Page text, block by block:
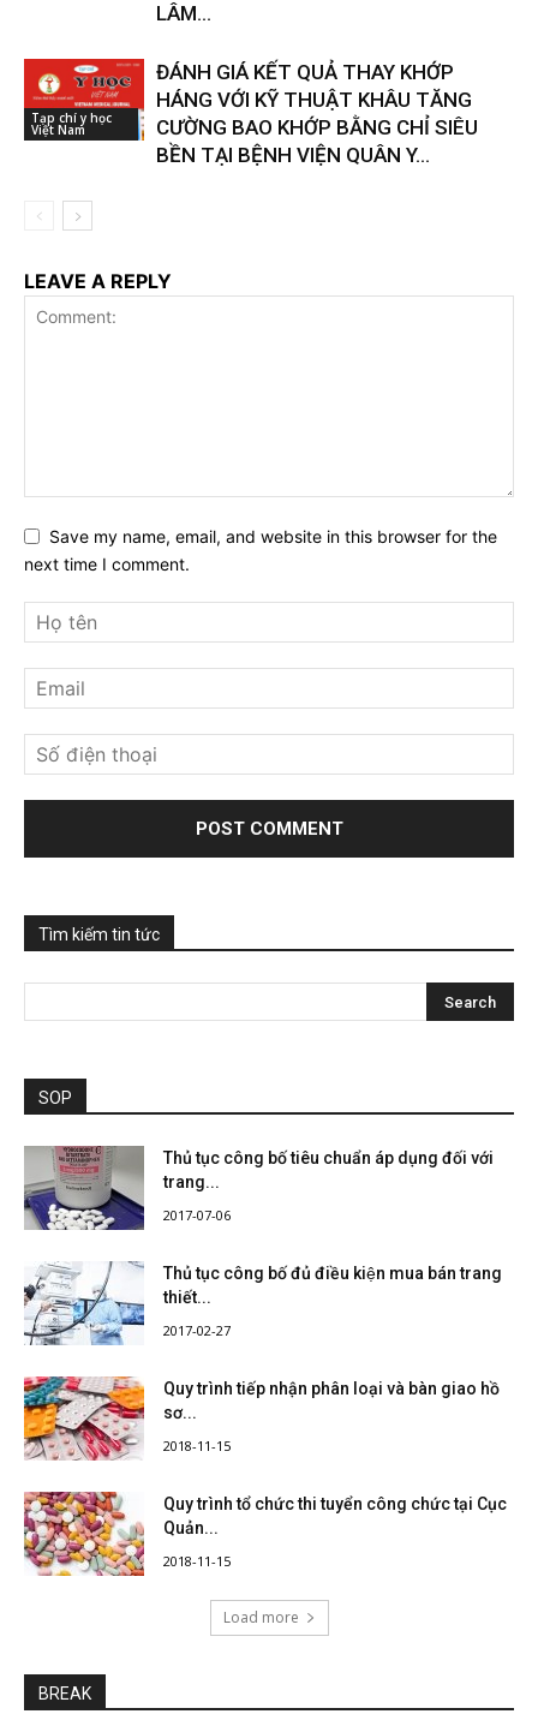
LÂM...
Tạp chí y học
Việt Nam
ĐÁNH GIÁ KẾT QUẢ THAY KHỚP
HÁNG VỚI KỸ THUẬT KHÂU TĂNG
CƯỜNG BAO KHỚP BẰNG CHỈ SIÊU
BỀN TẠI BỆNH VIỆN QUÂN Y...
LEAVE A REPLY
Save my name, email, and website in this browser for the
next time I comment.
Tìm kiếm tin tức
SOP
Thủ tục công bố tiêu chuẩn áp dụng đối với
trang...
2017-07-06
Thủ tục công bố đủ điều kiện mua bán trang
thiết...
2017-02-27
Quy trình tiếp nhận phân loại và bàn giao hồ
sơ...
2018-11-15
Quy trình tổ chức thi tuyển công chức tại Cục
Quản...
2018-11-15
Load more
BREAK